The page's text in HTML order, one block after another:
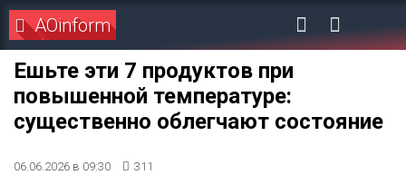
AOinform
Ешьте эти 7 продуктов при
повышенной температуре:
существенно облегчают состояние
06.06.2026 в 09:30 311